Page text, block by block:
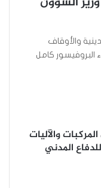
والأوقاف
الوزراء البروفيسور كامل
والآليات
المدني